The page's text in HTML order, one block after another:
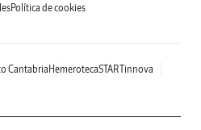
Política de cookies
CantabriaHemerotecaSTARTinnova